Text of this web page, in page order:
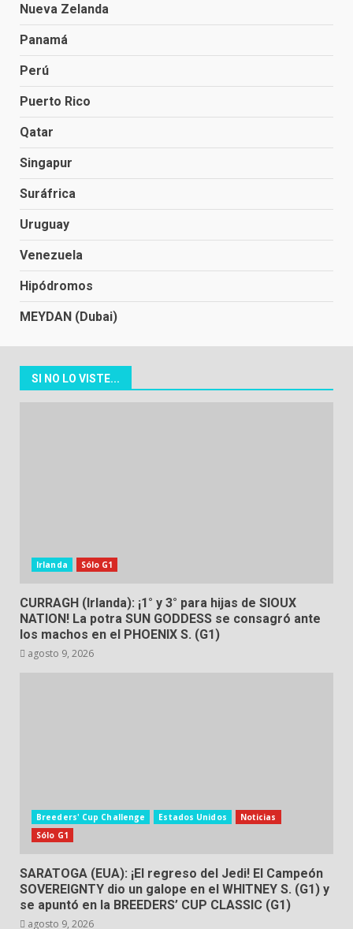
Nueva Zelanda
Panamá
Perú
Puerto Rico
Qatar
Singapur
Suráfrica
Uruguay
Venezuela
Hipódromos
MEYDAN (Dubai)
SI NO LO VISTE...
Irlanda Sólo G1
CURRAGH (Irlanda): ¡1° y 3° para hijas de SIOUX
NATION! La potra SUN GODDESS se consagró ante
los machos en el PHOENIX S. (G1)
agosto 9, 2026
Breeders' Cup Challenge Estados Unidos
Noticias
Sólo G1
SARATOGA (EUA): ¡El regreso del Jedi! El Campeón
SOVEREIGNTY dio un galope en el WHITNEY S. (G1) y
se apuntó en la BREEDERS’ CUP CLASSIC (G1)
agosto 9, 2026